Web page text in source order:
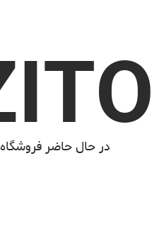
در حال حاضر